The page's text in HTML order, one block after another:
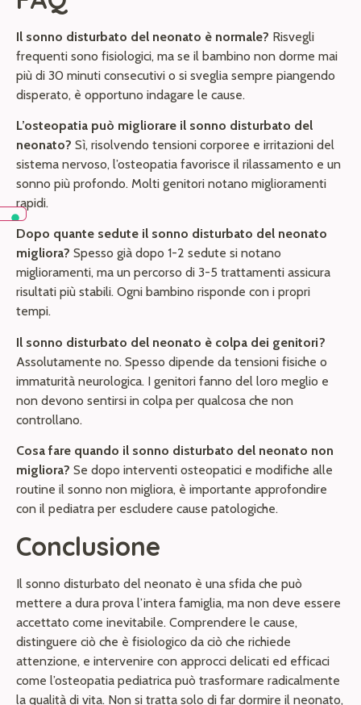
Il sonno disturbato del neonato è normale? Risvegli
frequenti sono fisiologici, ma se il bambino non dorme mai
più di 30 minuti consecutivi o si sveglia sempre piangendo
disperato, è opportuno indagare le cause.
L’osteopatia può migliorare il sonno disturbato del
neonato? Sì, risolvendo tensioni corporee e irritazioni del
sistema nervoso, l’osteopatia favorisce il rilassamento e un
sonno più profondo. Molti genitori notano miglioramenti
rapidi.
Dopo quante sedute il sonno disturbato del neonato
migliora? Spesso già dopo 1-2 sedute si notano
miglioramenti, ma un percorso di 3-5 trattamenti assicura
risultati più stabili. Ogni bambino risponde con i propri
tempi.
Il sonno disturbato del neonato è colpa dei genitori?
Assolutamente no. Spesso dipende da tensioni fisiche o
immaturità neurologica. I genitori fanno del loro meglio e
non devono sentirsi in colpa per qualcosa che non
controllano.
Cosa fare quando il sonno disturbato del neonato non
migliora? Se dopo interventi osteopatici e modifiche alle
routine il sonno non migliora, è importante approfondire
con il pediatra per escludere cause patologiche.
Conclusione
Il sonno disturbato del neonato è una sfida che può
mettere a dura prova l’intera famiglia, ma non deve essere
accettato come inevitabile. Comprendere le cause,
distinguere ciò che è fisiologico da ciò che richiede
attenzione, e intervenire con approcci delicati ed efficaci
come l’osteopatia pediatrica può trasformare radicalmente
la qualità di vita. Non si tratta solo di far dormire il neonato,